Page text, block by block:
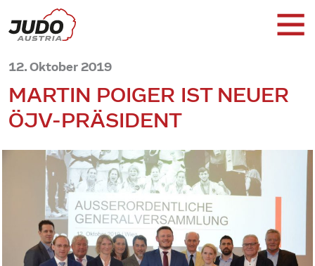
12. Oktober 2019
MARTIN POIGER IST NEUER
ÖJV-PRÄSIDENT